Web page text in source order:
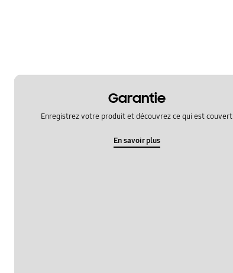
sns
Garantie
Enregistrez votre produit et découvrez ce qui est couvert
En savoir plus